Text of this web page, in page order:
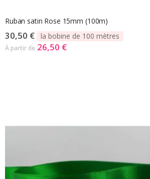
Ruban satin Rose 15mm (100m)
30,50 € la bobine de 100 mètres
À partir de 26,50 €